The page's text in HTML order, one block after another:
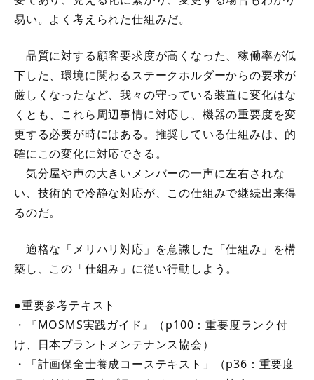
易い。よく考えられた仕組みだ。
品質に対する顧客要求度が高くなった、稼働率が低
下した、環境に関わるステークホルダーからの要求が
厳しくなったなど、我々の守っている装置に変化はな
くとも、これら周辺事情に対応し、機器の重要度を変
更する必要が時にはある。推奨している仕組みは、的
確にこの変化に対応できる。
気分屋や声の大きいメンバーの一声に左右されな
い、技術的で冷静な対応が、この仕組みで継続出来得
るのだ。
適格な「メリハリ対応」を意識した「仕組み」を構
築し、この「仕組み」に従い行動しよう。
●重要参考テキスト
・『MOSMS実践ガイド』（p100：重要度ランク付
け、日本プラントメンテナンス協会）
・「計画保全士養成コーステキスト」（p36：重要度